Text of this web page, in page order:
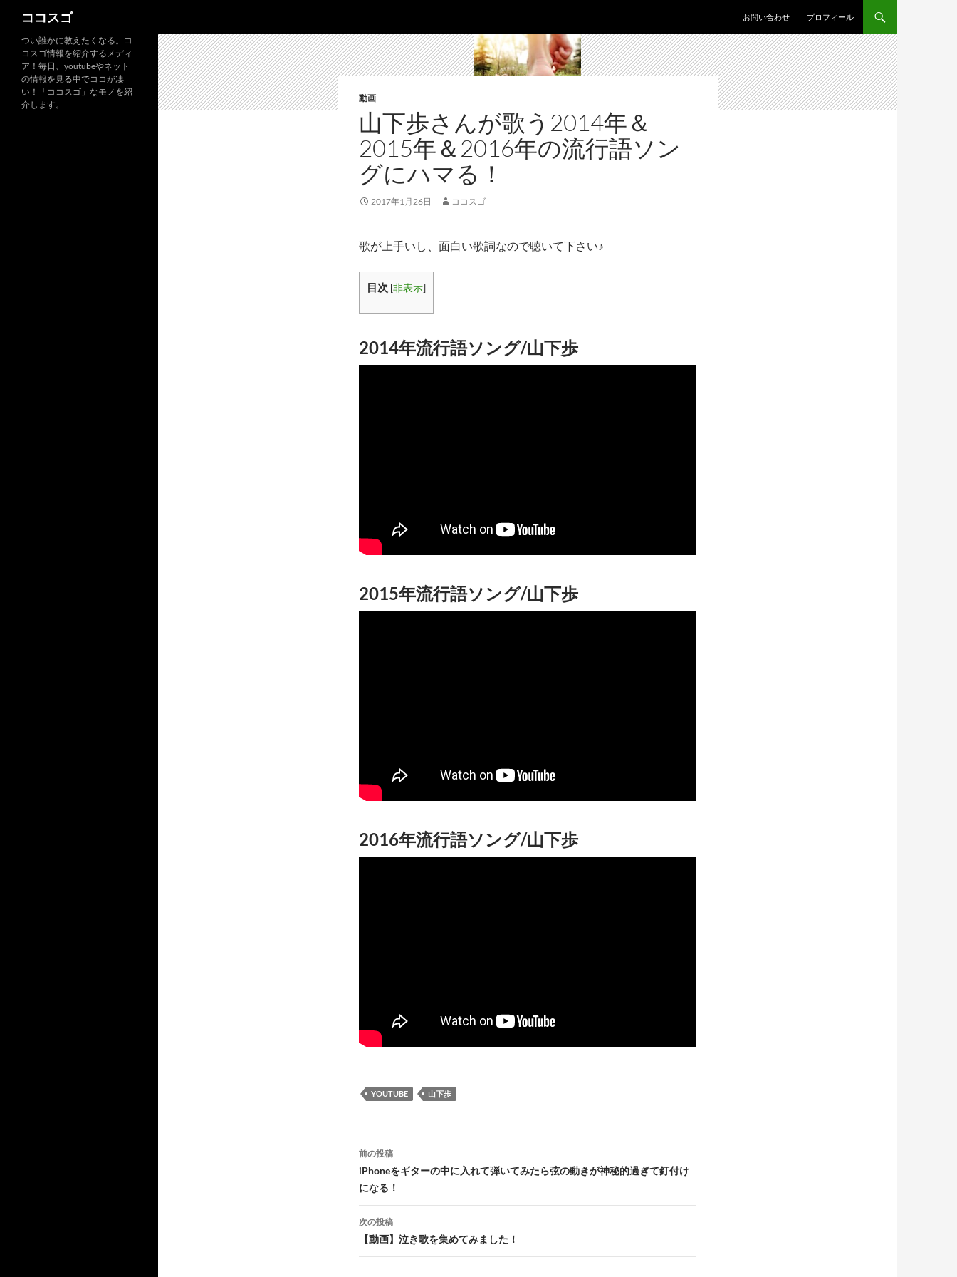
ココスゴ
お問い合わせ
プロフィール
動画
山下歩さんが歌う2014年＆
2015年＆2016年の流行語ソン
グにハマる！
2017年1月26日 ココスゴ
歌が上手いし、面白い歌詞なので聴いて下さい♪
目次 [非表示]
2014年流行語ソング/山下歩
2015年流行語ソング/山下歩
2016年流行語ソング/山下歩
YOUTUBE 山下歩
投
稿
ナ
ビ
ゲ
前の投稿
iPhoneをギターの中に入れて弾いてみたら弦の動きが神秘的過ぎて釘付け
になる！
次の投稿
【動画】泣き歌を集めてみました！
つい誰かに教えたくなる。コ
コスゴ情報を紹介するメディ
ア！毎日、youtubeやネット
の情報を見る中でココが凄
い！「ココスゴ」なモノを紹
介します。